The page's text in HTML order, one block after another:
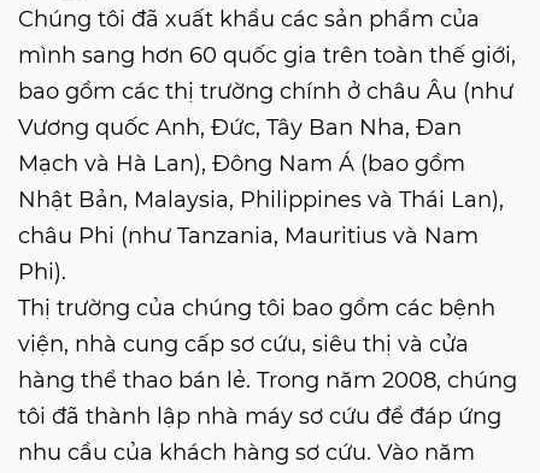
Chúng tôi đã xuất khẩu các sản phẩm của
mình sang hơn 60 quốc gia trên toàn thế giới,
bao gồm các thị trường chính ở châu Âu (như
Vương quốc Anh, Đức, Tây Ban Nha, Đan
Mạch và Hà Lan), Đông Nam Á (bao gồm
Nhật Bản, Malaysia, Philippines và Thái Lan),
châu Phi (như Tanzania, Mauritius và Nam
Phi).
Thị trường của chúng tôi bao gồm các bệnh
viện, nhà cung cấp sơ cứu, siêu thị và cửa
hàng thể thao bán lẻ. Trong năm 2008, chúng
tôi đã thành lập nhà máy sơ cứu để đáp ứng
nhu cầu của khách hàng sơ cứu. Vào năm